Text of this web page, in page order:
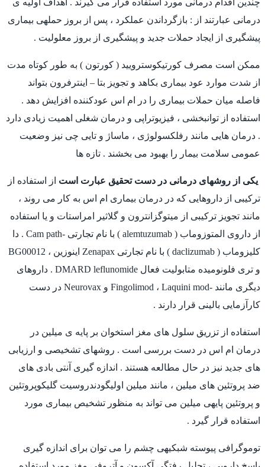
چندین اقدام درمانی مورد استفاده قرار می گیرند . اهداف اولیه ی
درمانی عبارتند از : بازگرداندن عملکرد ، پس از بروز حملهی بیماری
پیشگیری از ایجاد حملات جدید و پیشگیری از بروز معلولیت .
ممکن است مصرف کورتیکوسترویید ( کورتون ) به طور کوتاه مدت
از شدت موارد عود بیماری بکاهد و تجویز بتا – اینترفرون بتواند
فاصله میان حملات بیماری را در ام اس عودکننده افزایش دهد .
استفاده از توانبخشی ، فیزیوتراپی و درمان شغلی اهمیت زیادی دارد
. درمان هایی مانند رفلکسولوژی ، ماساژ و تایی چی نیز وضعیت
عمومی سلامت بیمار را بهبود می بخشند . تازه ها
یکی از روشهای درمانی در دست تحقیق عبارت است از استفاده از
ترکیبی از داروهایی که در درمان بیماری ام اس به کار می روند ،
مانند تجویز ترکیبی از میتوگزانترون و گلاثیر امراستات و یا استفاده
از داروی المتوزوماب ( alemtuzumab ) با نام تجارتی -Cam path . دا
کلیزوماب ( daclizumab ) با نام تجارتی Zenapax اینوزین ، BG00012
و تری فلونوميده متابولیت فعال DMARD leflunomide . داروهای
دیگری مانند -Fingolimod ، Laquini mod و Neurovax در دست
کارآزمایی بالینی قرار دارند .
استفاده از تزریق سلول های مغز استخوان بر پایه ی میلین در
درمان ام اس در دست بررسی است . روشهای تشخیصی و ارزیابی
های جدید نیز در حال مطالعه هستند . اندازه گیری آنتی بادی های
ضد پروتئین های میلین ، مانند میلین اولیگودندروسیت گلیکوپروتئین
و پروتئین پایهی میلین می تواند به منظور تشخیص بیماری مورد
استفاده قرار گیرد .
توموگرافی پیوسته شبکیهی چشم را می توان برای اندازه گیری